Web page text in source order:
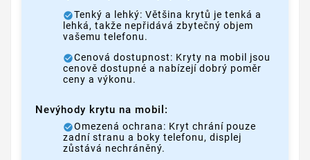
Tenký a lehký: Většina krytů je tenká a
lehká, takže nepřidává zbytečný objem
vašemu telefonu.
Cenová dostupnost: Kryty na mobil jsou
cenově dostupné a nabízejí dobrý poměr
ceny a výkonu.
Nevýhody krytu na mobil:
Omezená ochrana: Kryt chrání pouze
zadní stranu a boky telefonu, displej
zůstává nechráněný.